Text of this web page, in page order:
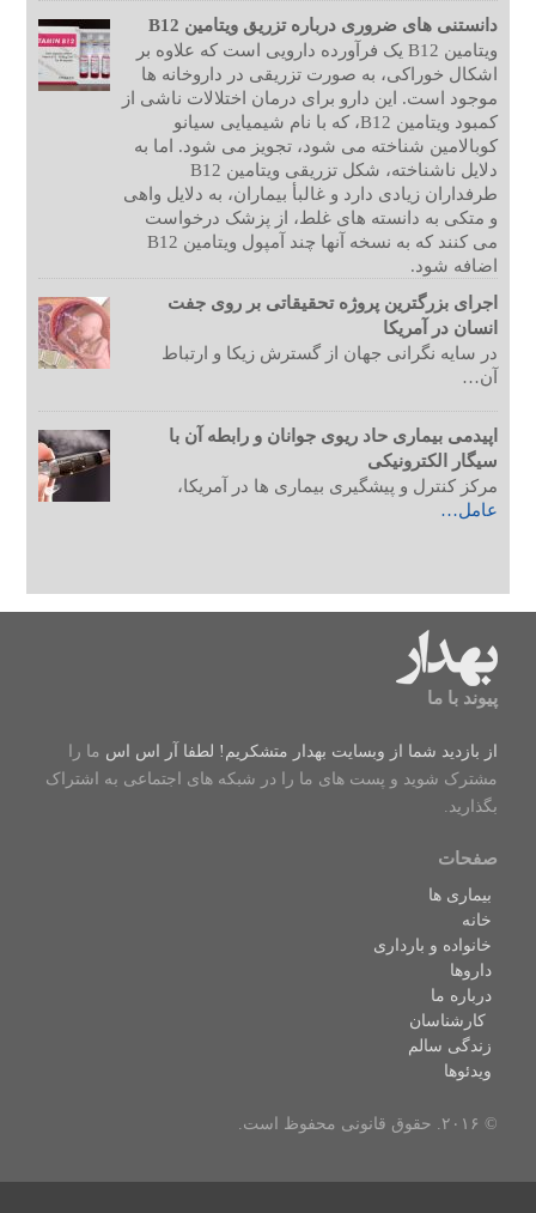
دانستنی های ضروری درباره تزریق ویتامین B12
ویتامین B12 یک فرآورده دارویی است که علاوه بر
اشکال خوراکی، به صورت تزریقی در داروخانه ها
موجود است. این دارو برای درمان اختلالات ناشی از
کمبود ویتامین B12، که با نام شیمیایی سیانو
کوبالامین شناخته می شود، تجویز می شود. اما به
دلایل ناشناخته، شکل تزریقی ویتامین B12
طرفداران زیادی دارد و غالبأ بیماران، به دلایل واهی
و متکی به دانسته های غلط، از پزشک درخواست
می کنند که به نسخه آنها چند آمپول ویتامین B12
اضافه شود.
اجرای بزرگترین پروژه تحقیقاتی بر روی جفت
انسان در آمریکا
در سایه نگرانی جهان از گسترش زیکا و ارتباط
آن…
اپیدمی بیماری حاد ریوی جوانان و رابطه آن با
سیگار الکترونیکی
مرکز کنترل و پیشگیری بیماری ها در آمریکا،
عامل…
پیوند با ما
از بازدید شما از وبسایت بهدار متشکریم! لطفا آر اس اس ما را
مشترک شوید و پست های ما را در شبکه های اجتماعی به اشتراک
بگذارید.
صفحات
بیماری ها
خانه
خانواده و بارداری
داروها
درباره ما
کارشناسان
زندگی سالم
ویدئوها
© ۲۰۱۶. حقوق قانونی محفوظ است.